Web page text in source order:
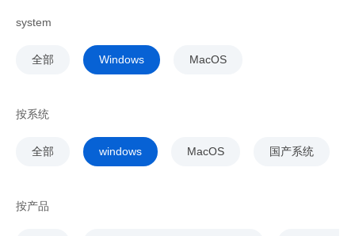
system
全部 Windows MacOS
按系统
全部 windows MacOS 国产系统
按产品